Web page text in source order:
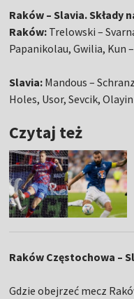
Raków – Slavia. Składy
Raków: Trelowski –
Papanikolau, Gwilia, Kun
Slavia: Mandous –
Holes, Usor, Sevcik,
Czytaj też
Raków Częstochowa –
Gdzie obejrzeć mecz